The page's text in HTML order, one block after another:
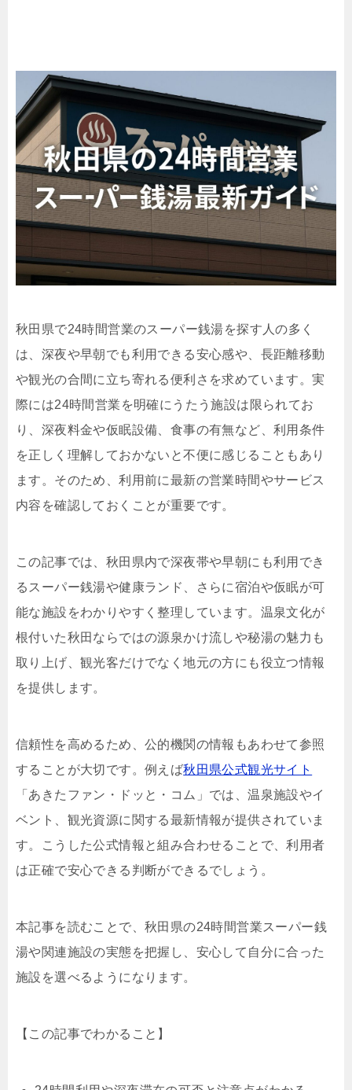
秋田県で24時間営業のスーパー銭湯を探す人の多く
は、深夜や早朝でも利用できる安心感や、長距離移動
や観光の合間に立ち寄れる便利さを求めています。実
際には24時間営業を明確にうたう施設は限られてお
り、深夜料金や仮眠設備、食事の有無など、利用条件
を正しく理解しておかないと不便に感じることもあり
ます。そのため、利用前に最新の営業時間やサービス
内容を確認しておくことが重要です。
この記事では、秋田県内で深夜帯や早朝にも利用でき
るスーパー銭湯や健康ランド、さらに宿泊や仮眠が可
能な施設をわかりやすく整理しています。温泉文化が
根付いた秋田ならではの源泉かけ流しや秘湯の魅力も
取り上げ、観光客だけでなく地元の方にも役立つ情報
を提供します。
信頼性を高めるため、公的機関の情報もあわせて参照
することが大切です。例えば秋田県公式観光サイト
「あきたファン・ドッと・コム」では、温泉施設やイ
ベント、観光資源に関する最新情報が提供されていま
す。こうした公式情報と組み合わせることで、利用者
は正確で安心できる判断ができるでしょう。
本記事を読むことで、秋田県の24時間営業スーパー銭
湯や関連施設の実態を把握し、安心して自分に合った
施設を選べるようになります。
【この記事でわかること】